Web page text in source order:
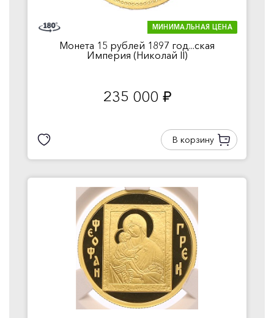
МИНИМАЛЬНАЯ ЦЕНА
Монета 15 рублей 1897 год...ская
Империя (Николай II)
235 000 руб.
В корзину